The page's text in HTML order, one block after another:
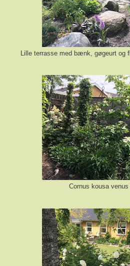
Lille terrasse med bænk, gøgeurt og
Cornus kousa